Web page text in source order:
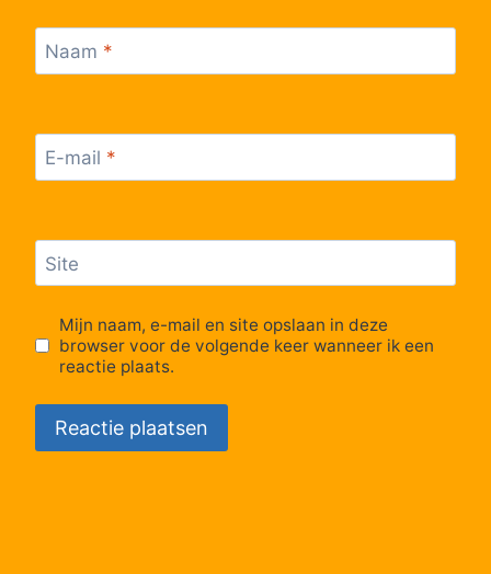
Naam *
E-mail *
Site
Mijn naam, e-mail en site opslaan in deze
browser voor de volgende keer wanneer ik een
reactie plaats.